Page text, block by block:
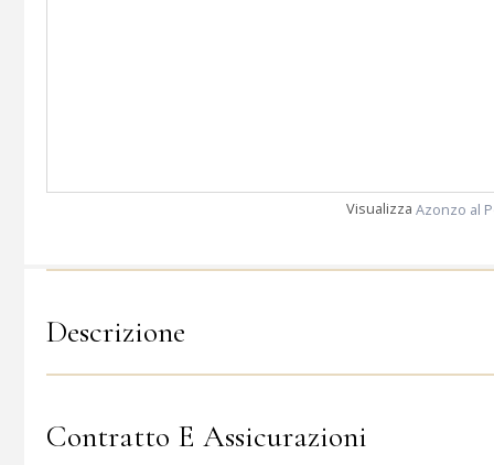
Visualizza Azonzo al
Descrizione
Contratto E Assicurazioni